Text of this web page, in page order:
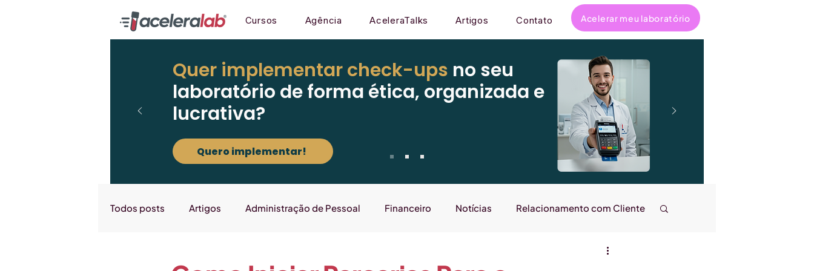
Cursos Agência AceleraTalks Artigos Contato Acelerar meu laboratório
Quer implementar check-ups no seu
laboratório de forma ética, organizada e
lucrativa?
Quero implementar!
Todos posts Artigos Administração de Pessoal Financeiro Notícias Relacionamento com Cliente
Entrevistas